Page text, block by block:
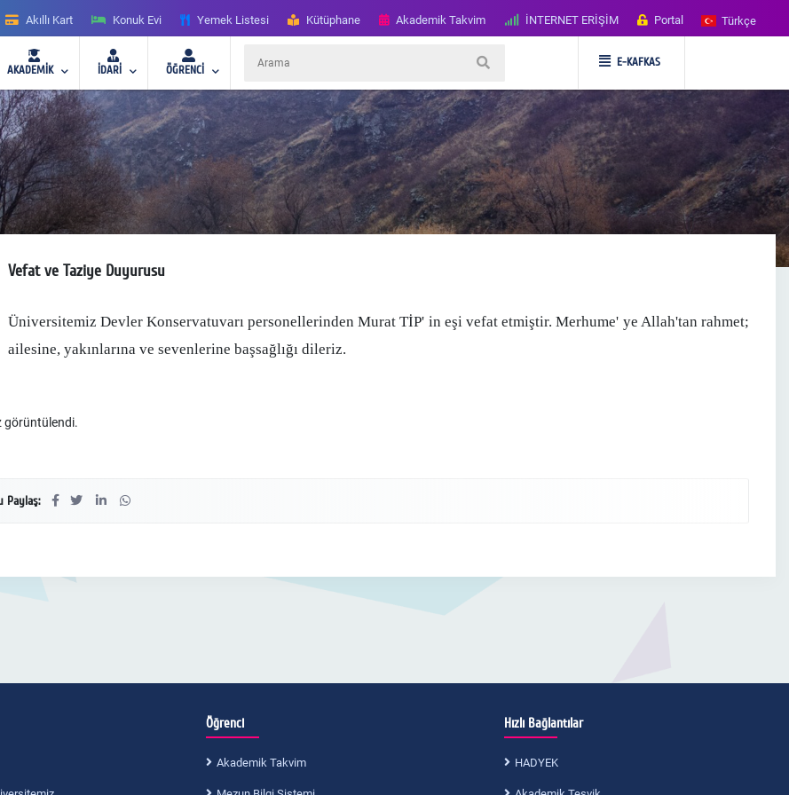
Akıllı Kart Konuk Evi Yemek Listesi Kütüphane Akademik Takvim İNTERNET ERİŞİM Portal Türkçe
AKADEMİK İDARİ ÖĞRENCİ
E-KAFKAS
Vefat ve Taziye Duyurusu
Üniversitemiz Devler Konservatuvarı personellerinden Murat TİP' in eşi vefat etmiştir.Merhume' ye Allah'tan rahmet;
ailesine, yakınlarına ve sevenlerine başsağlığı dileriz.
görüntülendi.
Paylaş:
Öğrenci
Akademik Takvim
Hızlı Bağlantılar
HADYEK